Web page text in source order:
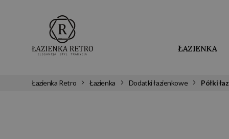
ŁAZIENKA
Łazienka Retro Łazienka Dodatki łazienkowe Półki